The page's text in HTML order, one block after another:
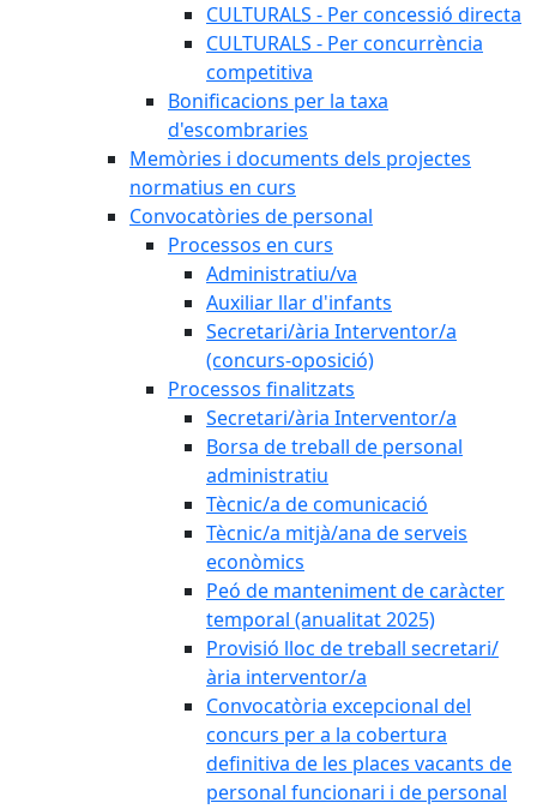
CULTURALS - Per concessió directa
CULTURALS - Per concurrència
competitiva
Bonificacions per la taxa
d'escombraries
Memòries i documents dels projectes
normatius en curs
Convocatòries de personal
Processos en curs
Administratiu/va
Auxiliar llar d'infants
Secretari/ària Interventor/a
(concurs-oposició)
Processos finalitzats
Secretari/ària Interventor/a
Borsa de treball de personal
administratiu
Tècnic/a de comunicació
Tècnic/a mitjà/ana de serveis
econòmics
Peó de manteniment de caràcter
temporal (anualitat 2025)
Provisió lloc de treball secretari/
ària interventor/a
Convocatòria excepcional del
concurs per a la cobertura
definitiva de les places vacants de
personal funcionari i de personal